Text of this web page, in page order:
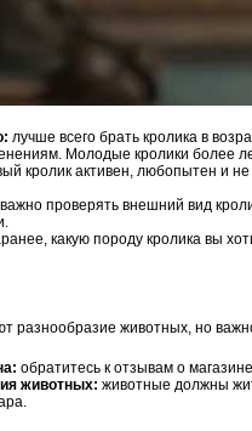
лучше всего брать кролика в
Молодые кролики более
кролик активен, любопытен и
важно проверять внешний вид
какую породу кролика вы
разнообразие животных, но
обратитесь к отзывам о
животных: животные должны